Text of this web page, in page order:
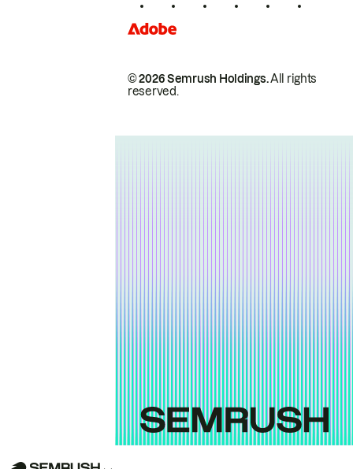
© 2026 Semrush Holdings.All rights
reserved.